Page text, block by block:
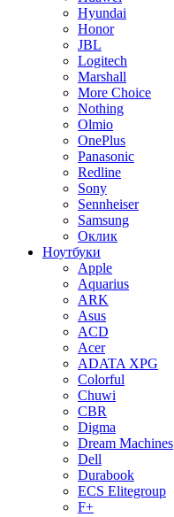
Hyundai
Honor
JBL
Logitech
Marshall
More Choice
Nothing
Olmio
OnePlus
Panasonic
Redline
Sony
Sennheiser
Samsung
Оклик
Ноутбуки
Apple
Aquarius
ARK
Asus
ACD
Acer
ADATA XPG
Colorful
Chuwi
CBR
Digma
Dream Machines
Dell
Durabook
ECS Elitegroup
F+